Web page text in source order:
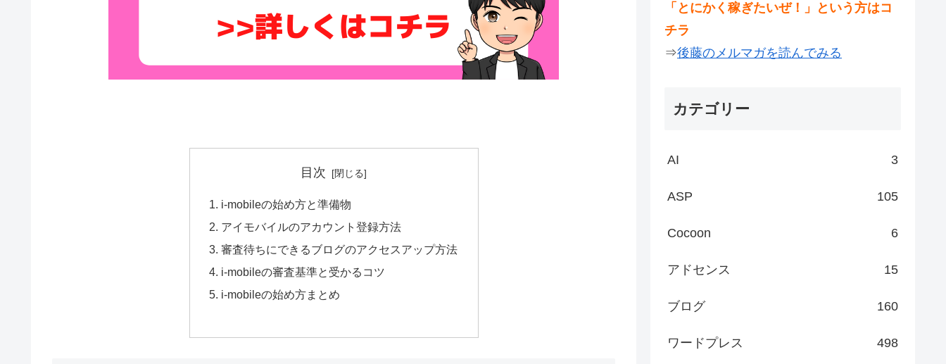
目次
i-mobileの始め方と準備物
アイモバイルのアカウント登録方法
審査待ちにできるブログのアクセスアップ方法
i-mobileの審査基準と受かるコツ
i-mobileの始め方まとめ
「とにかく稼ぎたいぜ！」という方はコ
チラ
⇒後藤のメルマガを読んでみる
カテゴリー
AI 3
ASP 105
Cocoon 6
アドセンス 15
ブログ 160
ワードプレス 498